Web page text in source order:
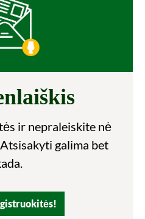
ir nepraleiskite nė
galima bet